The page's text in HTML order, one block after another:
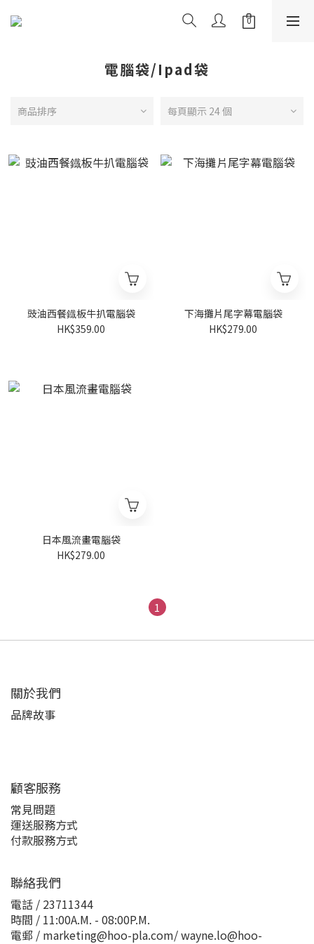
電腦袋/Ipad袋
商品排序 每頁顯示 24 個
豉油西餐鐡板牛扒電腦袋
HK$359.00
下海攤片尾字幕電腦袋
HK$279.00
日本風流畫電腦袋
HK$279.00
1
關於我們
品牌故事
顧客服務
常見問題
運送服務方式
付款服務方式
聯絡我們
電話 / 23711344
時間 / 11:00A.M. - 08:00P.M.
電郵 / marketing@hoo-pla.com/ wayne.lo@hoo-